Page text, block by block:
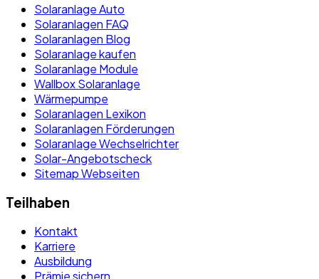
Solaranlage Auto
Solaranlagen FAQ
Solaranlagen Blog
Solaranlage kaufen
Solaranlage Module
Wallbox Solaranlage
Wärmepumpe
Solaranlagen Lexikon
Solaranlagen Förderungen
Solaranlage Wechselrichter
Solar-Angebotscheck
Sitemap Webseiten
Teilhaben
Kontakt
Karriere
Ausbildung
Prämie sichern